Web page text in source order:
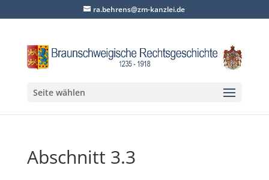
ra.behrens@zm-kanzlei.de
Seite wählen
Abschnitt 3.3